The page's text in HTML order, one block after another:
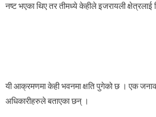
नष्ट भएका थिए तर तीमध्ये केहीले इजरायली क्षेत्रलाई
यी आक्रमणमा केही भवनमा क्षति पुगेको छ । एक
अधिकारीहरुले बताएका छन् ।